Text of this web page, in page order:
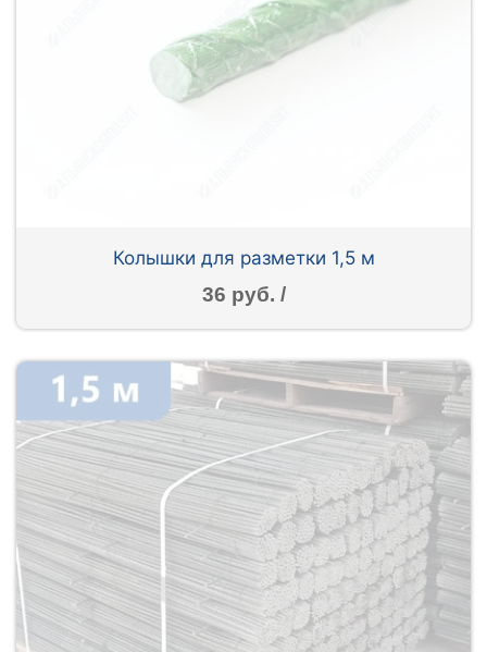
Колышки для разметки 1,5 м
36 руб. /